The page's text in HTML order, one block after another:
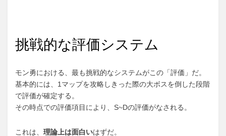
挑戦的な評価システム
モン勇における、最も挑戦的なシステムがこの「評価」だ。
基本的には、1マップを攻略しきった際の大ボスを倒した段階
で評価が確定する。
その時点での評価項目により、S~Dの評価がなされる。
これは、 理論上は面白いはずだ。